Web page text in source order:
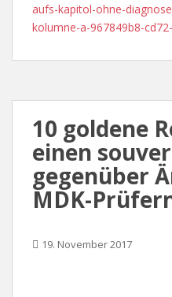
aufs-kapitol-ohne-
kolumne-a-967849b8-
10 goldene
einen
gegenüber
MDK-
19. November 2017